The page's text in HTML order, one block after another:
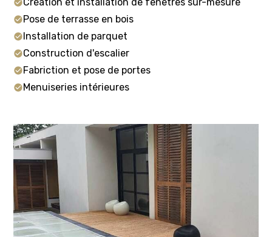
Pose de terrasse en bois
Installation de parquet
Construction d'escalier
Fabriction et pose de portes
Menuiseries intérieures